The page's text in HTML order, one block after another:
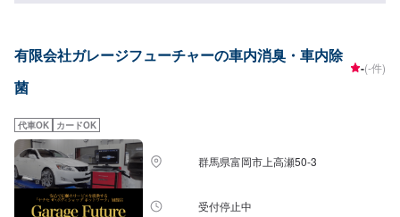
プ地域密着のクルマの総合病院●様々な「安心」をお届けします。当店は自動
る笑顔✔️他店購入車の対応も✔️輸入車の対応も✔️説明力も応対も〜今ある車
を大切に〜埼玉県北葛飾郡杉戸町の株式会社杉戸自動車<パーツ持ち込み可能
>パーツ持ち込みも可能です。持ち込みの場合はオファーにて、部品の詳細や
の方はその旨をオファー詳細にてお伝えください。<営業時間・定休日>朝9
時から夜7時まで営業中月曜定休
有限会社ガレージフューチャーの車内消臭・車内除
菌
-(-件)
代車OK カードOK
群馬県富岡市上高瀬50-3
受付停止中